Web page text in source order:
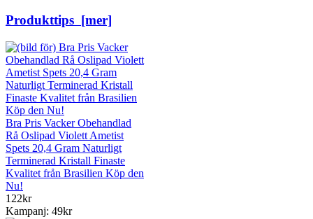
Produkttips [mer]
Bra Pris Vacker Obehandlad
Rå Oslipad Violett Ametist
Spets 20,4 Gram Naturligt
Terminerad Kristall Finaste
Kvalitet från Brasilien Köp den
Nu!
122kr
Kampanj: 49kr